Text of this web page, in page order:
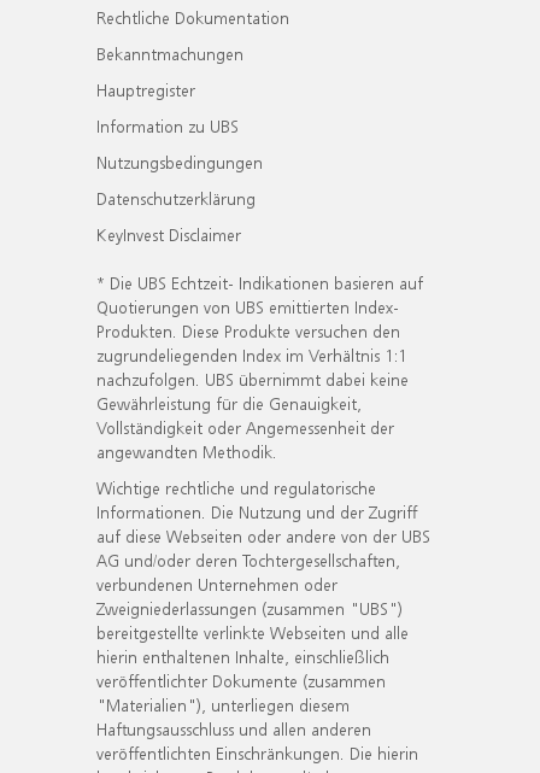
Rechtliche Dokumentation
Bekanntmachungen
Hauptregister
Information zu UBS
Nutzungsbedingungen
Datenschutzerklärung
KeyInvest Disclaimer
* Die UBS Echtzeit- Indikationen basieren auf
Quotierungen von UBS emittierten Index-
Produkten. Diese Produkte versuchen den
zugrundeliegenden Index im Verhältnis 1:1
nachzufolgen. UBS übernimmt dabei keine
Gewährleistung für die Genauigkeit,
Vollständigkeit oder Angemessenheit der
angewandten Methodik.
Wichtige rechtliche und regulatorische
Informationen. Die Nutzung und der Zugriff
auf diese Webseiten oder andere von der UBS
AG und/oder deren Tochtergesellschaften,
verbundenen Unternehmen oder
Zweigniederlassungen (zusammen "UBS")
bereitgestellte verlinkte Webseiten und alle
hierin enthaltenen Inhalte, einschließlich
veröffentlichter Dokumente (zusammen
"Materialien"), unterliegen diesem
Haftungsausschluss und allen anderen
veröffentlichten Einschränkungen. Die hierin